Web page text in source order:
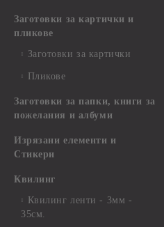
Заготовки за картички и
пликове
Заготовки за картички
Пликове
Заготовки за папки, книги за
пожелания и албуми
Изрязани елементи и
Стикери
Квилинг
Квилинг ленти - 3мм -
35см.